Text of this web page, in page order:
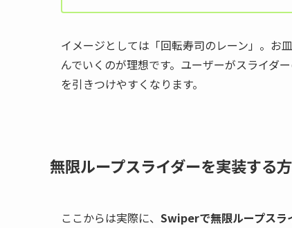
イメージとしては「回転寿司のレーン」。お
んでいくのが理想です。ユーザーがスライダ
を引きつけやすくなります。
無限ループスライダーを実装する
ここからは実際に、 Swiperで無限ループスラ